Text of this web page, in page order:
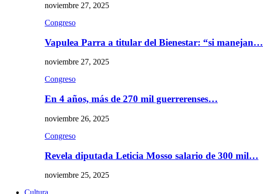
noviembre 27, 2025
Congreso
Vapulea Parra a titular del Bienestar: “si manejan…
noviembre 27, 2025
Congreso
En 4 años, más de 270 mil guerrerenses…
noviembre 26, 2025
Congreso
Revela diputada Leticia Mosso salario de 300 mil…
noviembre 25, 2025